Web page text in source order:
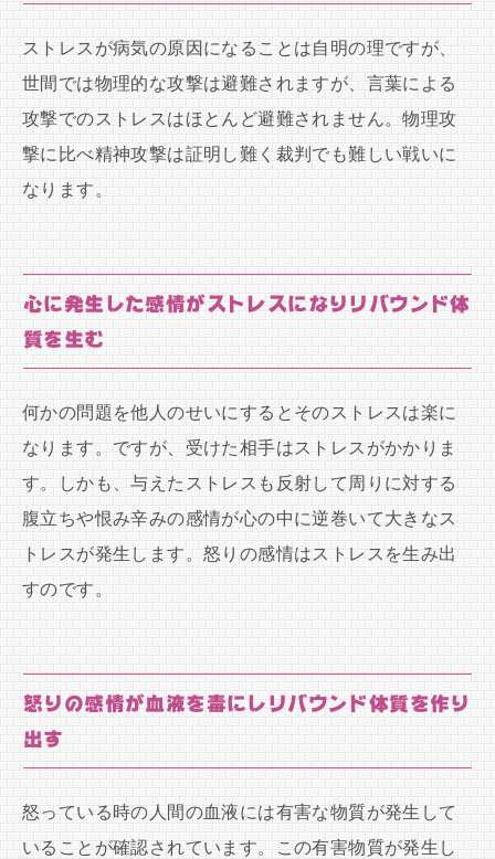
ストレスが病気の原因になることは自明の理ですが、
世間では物理的な攻撃は避難されますが、言葉による
攻撃でのストレスはほとんど避難されません。物理攻
撃に比べ精神攻撃は証明し難く裁判でも難しい戦いに
なります。
心に発生した感情がストレスになりリバウンド体
質を生む
何かの問題を他人のせいにするとそのストレスは楽に
なります。ですが、受けた相手はストレスがかかりま
す。しかも、与えたストレスも反射して周りに対する
腹立ちや恨み辛みの感情が心の中に逆巻いて大きなス
トレスが発生します。怒りの感情はストレスを生み出
すのです。
怒りの感情が血液を毒にしリバウンド体質を作り
出す
怒っている時の人間の血液には有害な物質が発生して
いることが確認されています。この有害物質が発生し